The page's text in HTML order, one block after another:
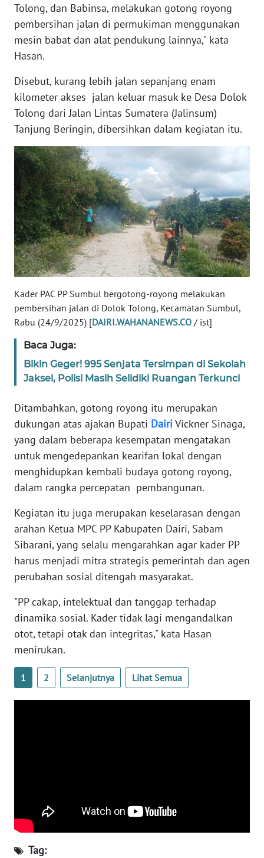
Tolong, dan Babinsa, melakukan gotong royong
pembersihan jalan di permukiman menggunakan
mesin babat dan alat pendukung lainnya," kata
Hasan.
Disebut, kurang lebih jalan sepanjang enam
kilometer akses jalan keluar masuk ke Desa Dolok
Tolong dari Jalan Lintas Sumatera (Jalinsum)
Tanjung Beringin, dibersihkan dalam kegiatan itu.
Kader PAC PP Sumbul bergotong-royong melakukan
pembersihan jalan di Dolok Tolong, Kecamatan Sumbul,
Rabu (24/9/2025) [DAIRI.WAHANANEWS.CO / ist]
Baca Juga:
Bikin Geger! 995 Senjata Tersimpan di Sekolah
Jaksel, Polisi Masih Selidiki Ruangan Terkunci
Ditambahkan, gotong royong itu merupakan
dukungan atas ajakan Bupati DairiVickner Sinaga,
yang dalam beberapa kesempatan mengatakan
untuk mengedepankan kearifan lokal dengan
menghidupkan kembali budaya gotong royong,
dalam rangka percepatan pembangunan.
Kegiatan itu juga merupakan keselarasan dengan
arahan Ketua MPC PP Kabupaten Dairi, Sabam
Sibarani, yang selalu mengarahkan agar kader PP
harus menjadi mitra strategis pemerintah dan agen
perubahan sosial ditengah masyarakat.
"PP cakap, intelektual dan tanggap terhadap
dinamika sosial. Kader tidak lagi mengandalkan
otot, tetapi otak dan integritas," kata Hasan
menirukan.
1 2 Selanjutnya Lihat Semua
Tag:
WN
PAPUA
BARAT
WN
RIAU
WN
WN
JAMBI
WN
SULTRA
WN
NTB
WN
SULTENG
WN
SULBAR
BABEL
WN
SUMBAR
WN
SUMSEL
WN
BENGKULU
WN
LAMPUNG
JATENG
WN
NUSANTARA
WN
WN